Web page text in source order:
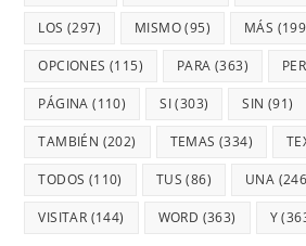
LOS (297) MISMO(95) MÁS
OPCIONES (115) PARA (363)
PÁGINA (110) SI(303) SIN (91)
TAMBIÉN (202) TEMAS (334)
TODOS (110) TUS (86) UNA
VISITAR (144) WORD (363) Y